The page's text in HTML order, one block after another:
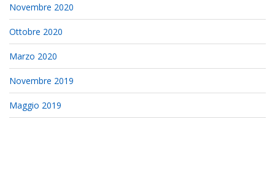
Novembre 2020
Ottobre 2020
Marzo 2020
Novembre 2019
Maggio 2019